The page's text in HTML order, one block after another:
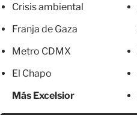
Crisis ambiental
Franja de Gaza
Metro CDMX
El Chapo
Más Excelsior